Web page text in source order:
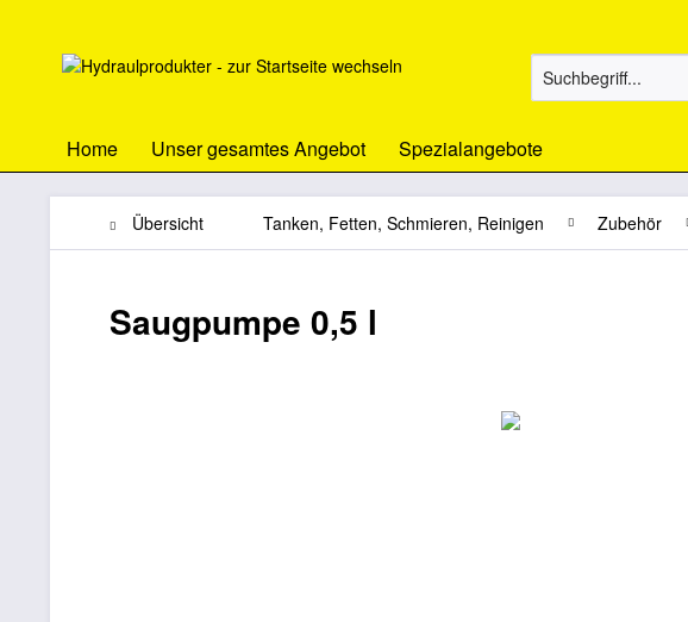
Home Unser gesamtes Angebot Spezialangebote
Übersicht Tanken, Fetten, Schmieren, Reinigen Zubehör
Saugpumpe 0,5 l